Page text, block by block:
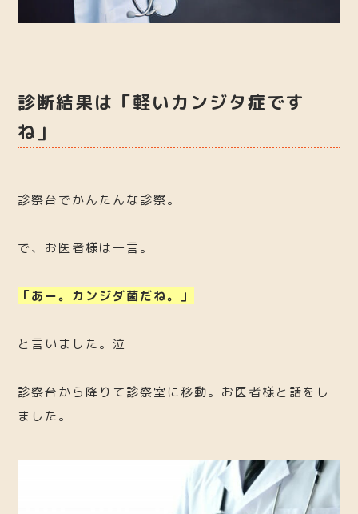
診断結果は「軽いカンジタ症です
ね」
診察台でかんたんな診察。
で、お医者様は一言。
「あー。カンジダ菌だね。」
と言いました。泣
診察台から降りて診察室に移動。お医者様と話をし
ました。